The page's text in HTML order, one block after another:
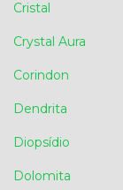
Cristal
Crystal Aura
Corindon
Dendrita
Diopsídio
Dolomita